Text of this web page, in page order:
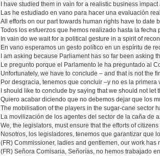
I have studied them in vain for a realistic business
Las he estudiado en vano para hacer una evaluación
All efforts on our part towards human rights have to date
Todos los esfuerzos que hemos realizado hasta la
In vain do we wait for a political gesture in a spirit of
En vano esperamos un gesto político en un espíritu de
I am asking because Parliament has so far been asking
Le pregunto porque el Parlamento le ha preguntado al
Unfortunately, we have to conclude – and that is not the
Por desgracia, tenemos que concluir –y no es la
I should like to conclude by saying that we should not let
Quiero acabar diciendo que no debemos dejar que los
The mobilisation of the players in the sugar-cane sector
La movilización de los agentes del sector de la caña de
We, the legislators, must ensure that the efforts of
Nosotros, los legisladores, tenemos que garantizar que
(FR) Commissioner, ladies and gentlemen, our work has
(FR) Señora Comisaria, Señorías, no hemos trabajado